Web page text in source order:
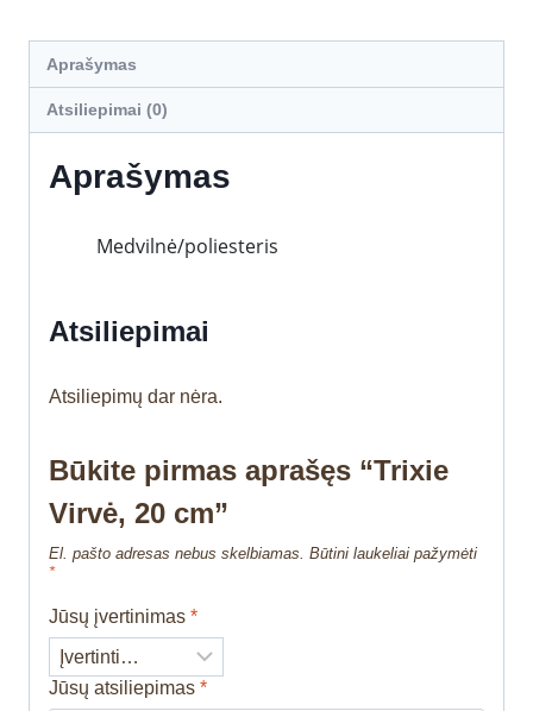
Aprašymas
Atsiliepimai (0)
Aprašymas
Medvilnė/poliesteris
Atsiliepimai
Atsiliepimų dar nėra.
Būkite pirmas aprašęs “Trixie
Virvė, 20 cm”
El. pašto adresas nebus skelbiamas. Būtini laukeliai pažymėti
*
Jūsų įvertinimas *
Jūsų atsiliepimas *